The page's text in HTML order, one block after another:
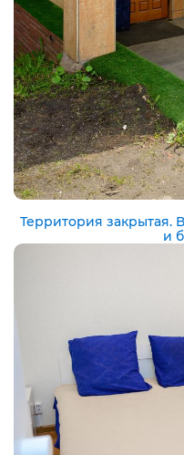
Территория закрытая.
и